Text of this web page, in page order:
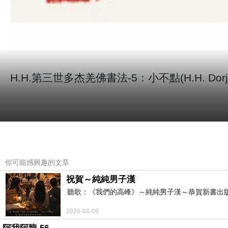
H.H.第三世多杰羌佛書法-5：小不點(H.H.
你可能感興趣的文章
祝賀～純純男子漢
聽歌：《我們的高峰》～純純男子漢～恭賀新書
2026-08-06